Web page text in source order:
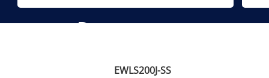
Рекомендуем
EWLS200J-SS